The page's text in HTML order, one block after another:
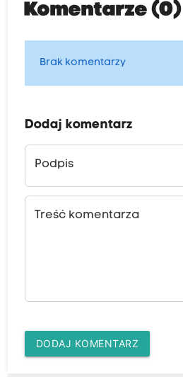
Komentarze (0)
Brak komentarzy
Dodaj komentarz
Podpis
Treść komentarza
DODAJ KOMENTARZ